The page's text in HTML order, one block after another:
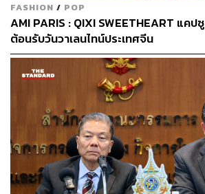
รศ.นพ.ปิยะ สมานคติวัฒน์ ศัลยแพทย์ทรว
แต่กำเนิด มองว่า หัวใจของการดูแลผู้ป่ว
เก่งของแพทย์คนใดคนหนึ่ง แต่คือการทำ
“โรคหัวใจแต่กำเนิดมีความซับซ้อนมาก
การรักษาที่ปลอดภัยต้องอาศัยการคุยกัน
ในศูนย์ ACHD การตัดสินใจรักษาเริ่มตั้
ของกุมารแพทย์หัวใจ อายุรแพทย์หัวใจ
FASHION / POP
AMI PARIS : QIXI SWEETHEART แค
ต้อนรับวันวาเลนไทน์ประเทศจีน